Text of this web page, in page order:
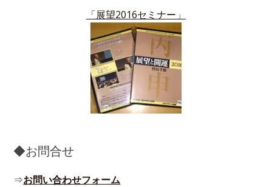
「展望2016セミナー」
◆お問合せ
⇒お問い合わせフォーム